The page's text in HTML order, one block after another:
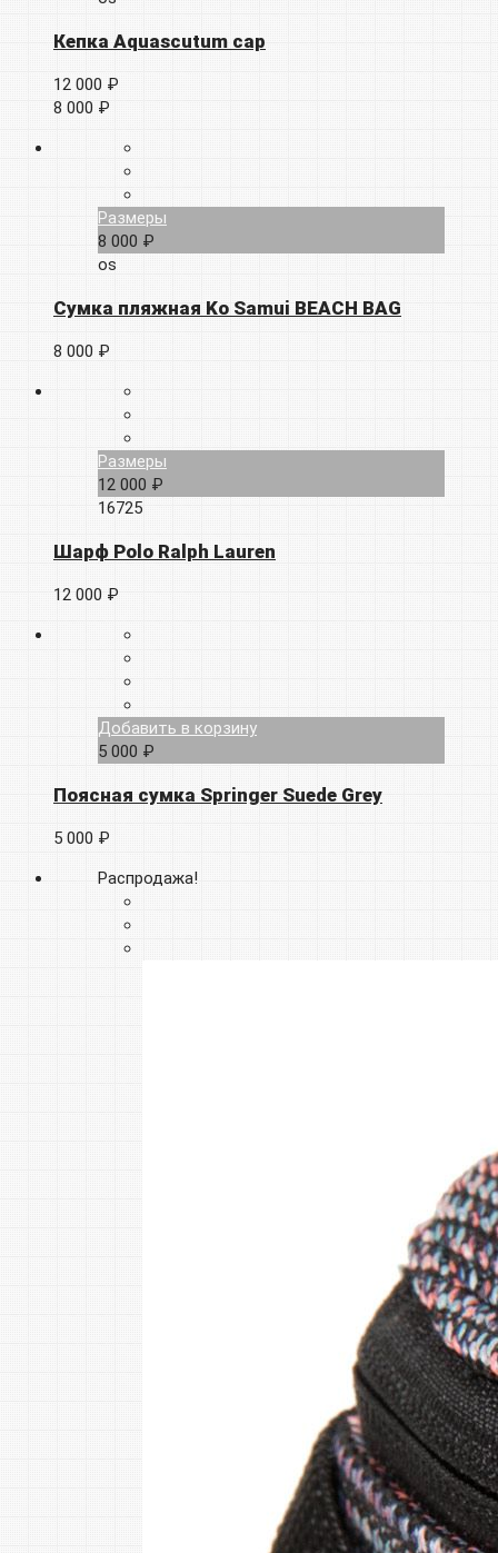
Кепка Aquascutum cap
12 000 ₽
8 000 ₽
Размеры
8 000 ₽
os
Сумка пляжная Ko Samui BEACH BAG
8 000 ₽
Размеры
12 000 ₽
16725
Шарф Polo Ralph Lauren
12 000 ₽
Добавить в корзину
5 000 ₽
Поясная сумка Springer Suede Grey
5 000 ₽
Распродажа!